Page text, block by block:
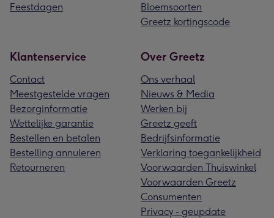
Feestdagen
Bloemsoorten
Greetz kortingscode
Klantenservice
Contact
Meestgestelde vragen
Bezorginformatie
Wettelijke garantie
Bestellen en betalen
Bestelling annuleren
Retourneren
Over Greetz
Ons verhaal
Nieuws & Media
Werken bij
Greetz geeft
Bedrijfsinformatie
Verklaring toegankelijkheid
Voorwaarden Thuiswinkel
Voorwaarden Greetz
Consumenten
Privacy - geupdate